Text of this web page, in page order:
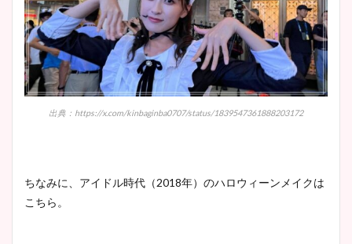
出典：https://x.com/kinbaginba0707/status/1839547361888203172
ちなみに、アイドル時代（2018年）のハロウィーンメイクは
こちら。